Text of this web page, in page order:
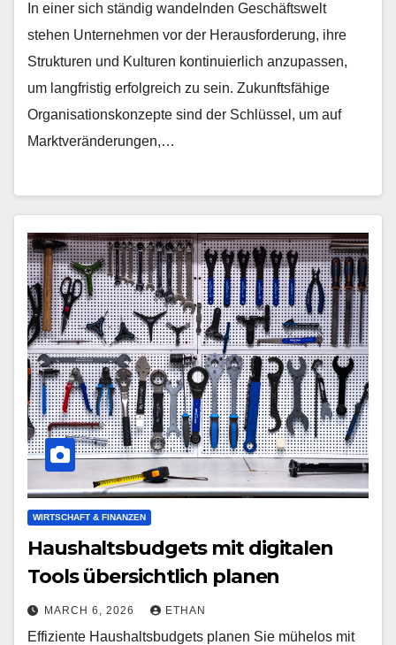
In einer sich ständig wandelnden Geschäftswelt
stehen Unternehmen vor der Herausforderung, ihre
Strukturen und Kulturen kontinuierlich anzupassen,
um langfristig erfolgreich zu sein. Zukunftsfähige
Organisationskonzepte sind der Schlüssel, um auf
Marktveränderungen,…
WIRTSCHAFT & FINANZEN
Haushaltsbudgets mit digitalen
Tools übersichtlich planen
MARCH 6, 2026 ETHAN
Effiziente Haushaltsbudgets planen Sie mühelos mit